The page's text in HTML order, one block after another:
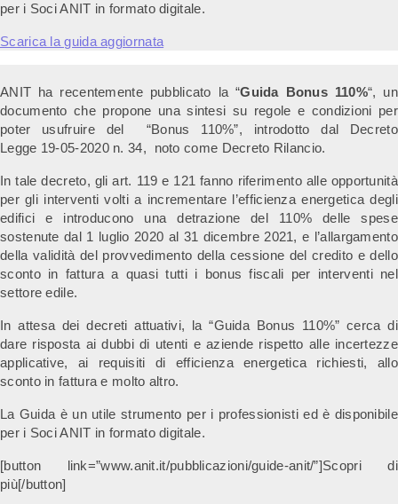
per i Soci ANIT in formato digitale.
Scarica la guida aggiornata
ANIT ha recentemente pubblicato la “Guida Bonus 110%“, un
documento che propone una sintesi su regole e condizioni per
poter usufruire del “Bonus 110%”, introdotto dal Decreto
Legge 19-05-2020 n. 34, noto come Decreto Rilancio.
In tale decreto, gli art. 119 e 121 fanno riferimento alle opportunità
per gli interventi volti a incrementare l’efficienza energetica degli
edifici e introducono una detrazione del 110% delle spese
sostenute dal 1 luglio 2020 al 31 dicembre 2021, e l’allargamento
della validità del provvedimento della cessione del credito e dello
sconto in fattura a quasi tutti i bonus fiscali per interventi nel
settore edile.
In attesa dei decreti attuativi, la “Guida Bonus 110%” cerca di
dare risposta ai dubbi di utenti e aziende rispetto alle incertezze
applicative, ai requisiti di efficienza energetica richiesti, allo
sconto in fattura e molto altro.
La Guida è un utile strumento per i professionisti ed è disponibile
per i Soci ANIT in formato digitale.
[button link=”www.anit.it/pubblicazioni/guide-anit/”]Scopri di
più[/button]